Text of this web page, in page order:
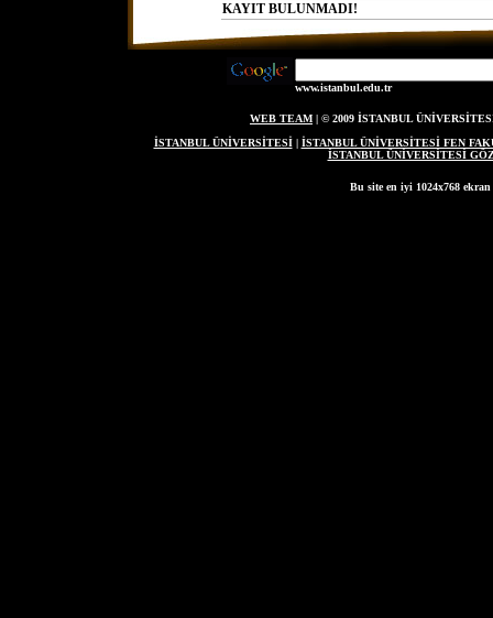
KAYIT BULUNMADI!
www.istanbul.edu.tr
WEB TEAM | © 2009 İSTANBUL
İSTANBUL ÜNİVERSİTESİ| İSTANBUL ÜNİVERSİTESİ FEN
İSTANBUL ÜNİVERSİTESİ
Bu site en iyi 1024x768